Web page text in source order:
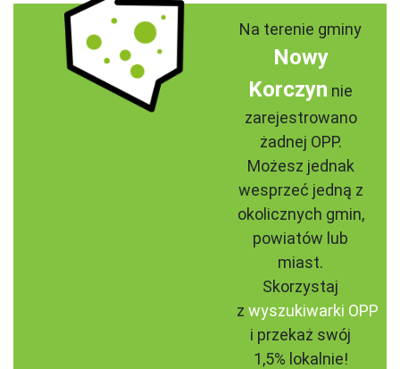
Na terenie gminy
Nowy
Korczyn nie
zarejestrowano
żadnej OPP.
Możesz jednak
wesprzeć jedną z
okolicznych gmin,
powiatów lub
miast.
Skorzystaj
z wyszukiwarki OPP
i przekaż swój
1,5% lokalnie!